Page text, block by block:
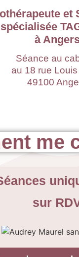
et
spécialisée
à
Séance au
au 18 rue
49100
me
sur